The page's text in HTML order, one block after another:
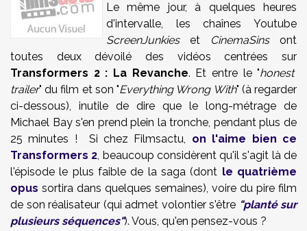
Le même jour, à quelques heures
d'intervalle, les chaînes Youtube
ScreenJunkieset CinemaSinsont
toutes deux dévoilé des vidéos centrées sur
Transformers 2 : La Revanche. Et entre le "honest
trailer" du film et son "Everything Wrong With" (à regarder
ci-dessous), inutile de dire que le long-métrage de
Michael Bay s'en prend plein la tronche, pendant plus de
25 minutes ! Si chez Filmsactu, on l'aime bien ce
Transformers 2, beaucoup considèrent qu'il s'agit là de
l'épisode le plus faible de la saga (dont le quatrième
opus sortira dans quelques semaines), voire du pire film
de son réalisateur (qui admet volontier s'être "planté sur
plusieurs séquences"). Vous, qu'en pensez-vous ?